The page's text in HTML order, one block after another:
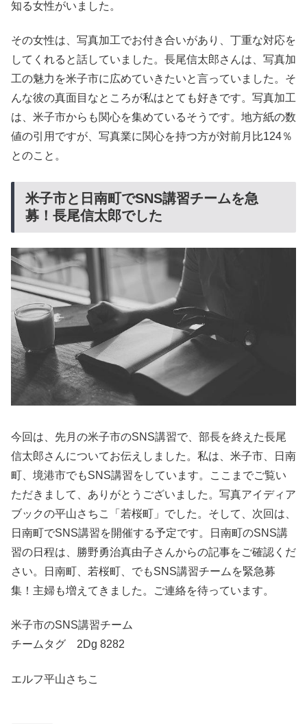
知る女性がいました。
その女性は、写真加工でお付き合いがあり、丁重な対応を
してくれると話していました。長尾信太郎さんは、写真加
工の魅力を米子市に広めていきたいと言っていました。そ
んな彼の真面目なところが私はとても好きです。写真加工
は、米子市からも関心を集めているそうです。地方紙の数
値の引用ですが、写真業に関心を持つ方が対前月比124％
とのこと。
米子市と日南町でSNS講習チームを急
募！長尾信太郎でした
今回は、先月の米子市のSNS講習で、部長を終えた長尾
信太郎さんについてお伝えしました。私は、米子市、日南
町、境港市でもSNS講習をしています。ここまでご覧い
ただきまして、ありがとうございました。写真アイディア
ブックの平山さちこ「若桜町」でした。そして、次回は、
日南町でSNS講習を開催する予定です。日南町のSNS講
習の日程は、勝野勇治真由子さんからの記事をご確認くだ
さい。日南町、若桜町、でもSNS講習チームを緊急募
集！主婦も増えてきました。ご連絡を待っています。
米子市のSNS講習チーム
チームタグ 2Dg 8282
エルフ平山さちこ